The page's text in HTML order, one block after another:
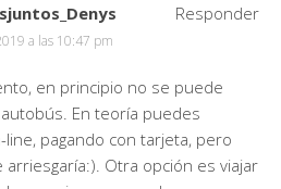
a las 10:47 pm
en principio no se puede
En teoría puedes
pagando con tarjeta, pero
Otra opción es viajar
Responder